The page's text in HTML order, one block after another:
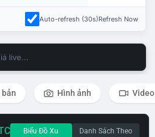
Auto-refresh (30s)Refresh Now
live...
bản Hình ảnh Video
Biểu Đồ Xu
Danh Sách Theo